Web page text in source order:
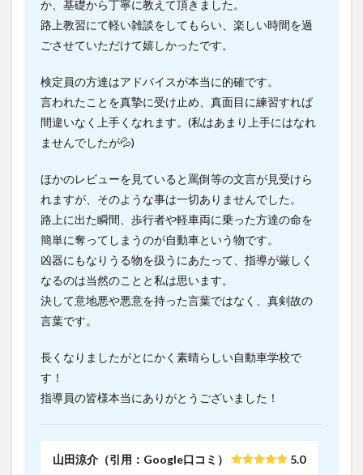
か、基礎から丁寧に教えて頂きました。
路上教習にて軽い雑談をしてもらい、楽しい時間を過
ごさせていただけて嬉しかったです。
検定員の方達はアドバイスが本当に的確です。
言われたことを真摯に受け止め、真面目に練習すれば
間違いなく上手くなれます。(私はあまり上手にはなれ
ませんでしたが💦)
ほかのレビューを見ていると罵倒等の文言が見受けら
れますが、そのような事は一切ありませんでした。
路上に出た瞬間、歩行者や軽車両に乗った方達の命を
簡単に奪ってしまうのが自動車という物です。
凶器にもなりうる物を扱うにあたって、指導が厳しく
なるのは当然のことと私は思います。
決して意地悪や悪意を持った言葉ではなく、真剣故の
言葉です。
長くなりましたがとにかく素晴らしい自動車学校で
す！
指導員の皆様本当にありがとうございました！
山田涼介（引用：Google口コミ） 5.0